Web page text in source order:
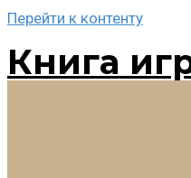
Перейти к контенту
Книга